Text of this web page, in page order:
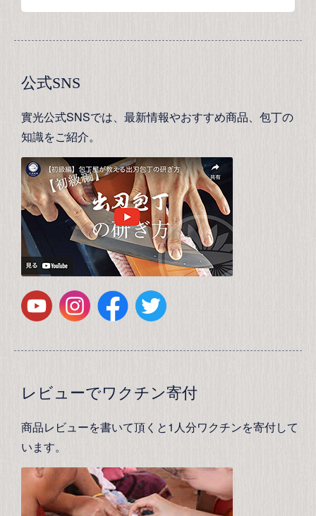
公式SNS
實光公式SNSでは、最新情報やおすすめ商品、包丁の
知識をご紹介。
レビューでワクチン寄付
商品レビューを書いて頂くと1人分ワクチンを寄付して
います。